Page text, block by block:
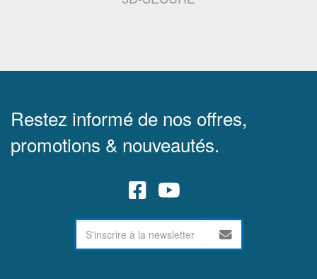
Restez informé de nos offres,
promotions & nouveautés.